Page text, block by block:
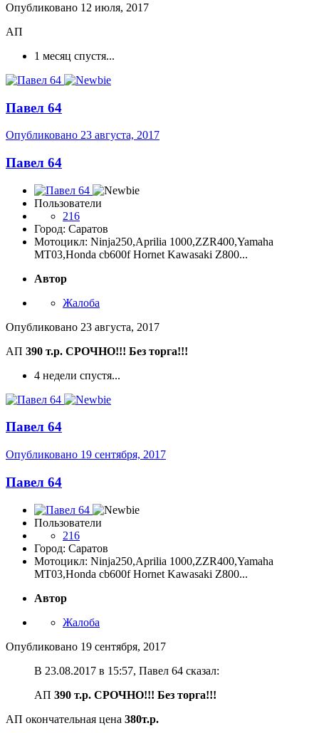
Опубликовано 12 июля, 2017
АП
1 месяц спустя...
Павел 64
Опубликовано 23 августа, 2017
Павел 64
Пользователи
216
Город: Саратов
Мотоцикл: Ninja250,Aprilia 1000,ZZR400,Yamaha
MT03,Honda cb600f Hornet Kawasaki Z800...
Автор
Жалоба
Опубликовано 23 августа, 2017
АП 390 т.р. СРОЧНО!!! Без торга!!!
4 недели спустя...
Павел 64
Опубликовано 19 сентября, 2017
Павел 64
Пользователи
216
Город: Саратов
Мотоцикл: Ninja250,Aprilia 1000,ZZR400,Yamaha
MT03,Honda cb600f Hornet Kawasaki Z800...
Автор
Жалоба
Опубликовано 19 сентября, 2017
В 23.08.2017 в 15:57, Павел 64 сказал:
АП 390 т.р. СРОЧНО!!! Без торга!!!
АП окончательная цена 380т.р.